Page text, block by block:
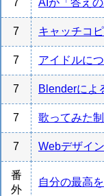
7 キャッチコ
7 アイドルに
7 Blenderによ
7 歌ってみた
7 Webデザイ
番
外
自分の最高